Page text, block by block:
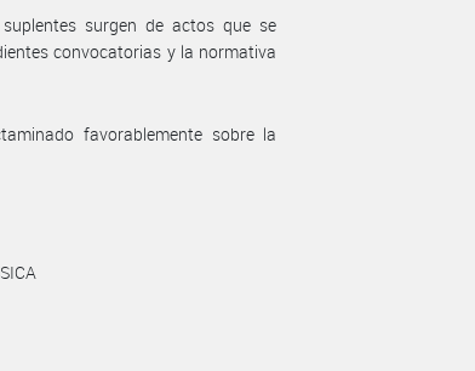
surgen de actos que se
convocatorias y la normativa
favorablemente sobre la